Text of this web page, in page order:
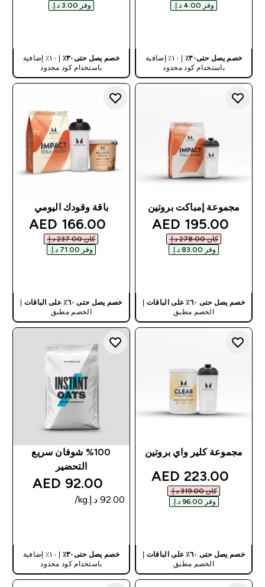
وفر ‏4.00 د.إ.‏‎
خصم يصل حتى٣٠٪
| ١٠٪ إضافية
باستخدام كود محدود
وفر ‏3.00 د.إ.‏‎
خصم يصل حتى٣٠٪
| ١٠٪ إضافية
باستخدام كود محدود
مجموعة إمباكت بروتين
discounted price
195.00 AED‎
كان ‏278.00 د.إ.‏‎
وفر ‏83.00 د.إ.‏‎
خصم يصل حتى ٦٠٪ على الباقات
الخصم مطبق
باقة وقودك اليومي
price
166.00 AED‎
كان ‏237.00 د.إ.‏‎
وفر ‏71.00 د.إ.‏‎
خصم يصل حتى ٦٠٪ على الباقات
الخصم مطبق
مجموعة كلير واي بروتين
discounted price
223.00 AED‎
كان ‏319.00 د.إ.‏‎
وفر ‏96.00 د.إ.‏‎
خصم يصل حتى ٦٠٪ على الباقات
|
الخصم مطبق
%100 شوفان سريع
التحضير
92.00 AED‎
خصم يصل حتى٣٠٪
| ١٠٪ إضافية
باستخدام كود محدود